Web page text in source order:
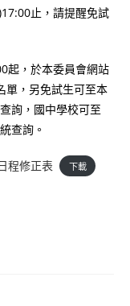
止，請提醒免試
起，於本委員會網站
單，另免試生可至本
詢，國中學校可至
查詢。
程修正表 下載